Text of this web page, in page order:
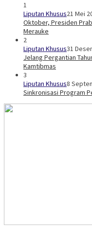
1
Liputan Khusus21 Mei
Oktober, Presiden
Merauke
2
Liputan Khusus31
Jelang Pergantian
Kamtibmas
3
Liputan Khusus8
Sinkronisasi Program